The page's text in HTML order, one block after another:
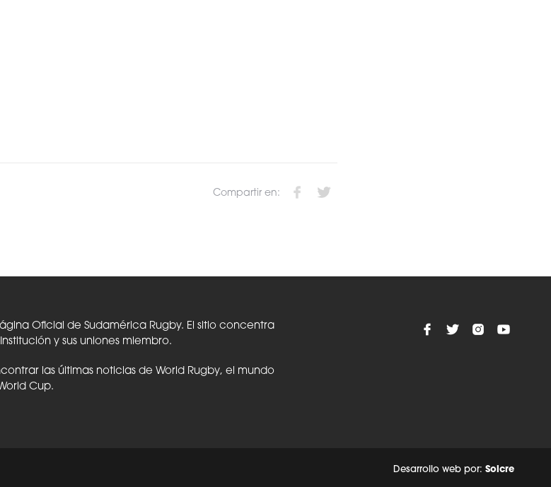
Compartir en:
Oficial de Sudamérica Rugby. El sitio concentra
y sus uniones miembro.
las últimas noticias de World Rugby, el mundo
Cup.
Desarrollo web por: Solcre